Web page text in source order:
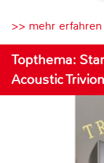
>> mehr erfahren
Topthema:
Acoustic Trivion